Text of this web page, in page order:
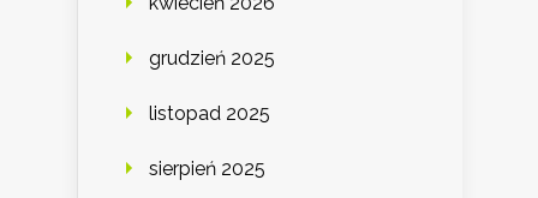
grudzień 2025
listopad 2025
sierpień 2025